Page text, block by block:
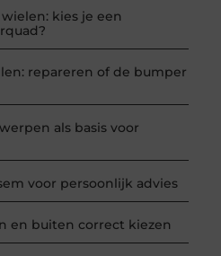
kies je een
repareren of de bumper
als basis voor
voor persoonlijk advies
en buiten correct kiezen